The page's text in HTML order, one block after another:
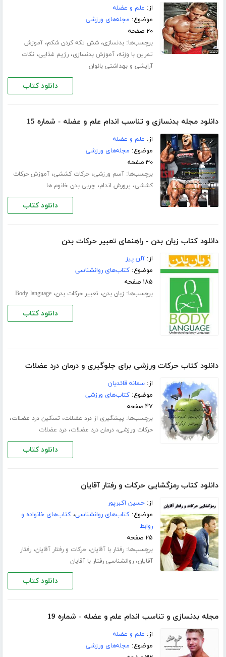
از: علم و عضله
موضوع: مجله‌های ورزشی
۲۰ صفحه
برچسب‌ها:بدنسازی،شش تکه کردن شکم،آموزش
تمرین با وزنه،آموزش بدنسازی،رژیم غذایی،نکات
آرایشی و بهداشتی بانوان
دانلود کتاب
دانلود مجله بدنسازی و تناسب اندام علم و عضله - شماره 15
از: علم و عضله
موضوع: مجله‌های ورزشی
۳۰ صفحه
برچسب‌ها:آسم ورزشی،حرکات کششی،آموزش حرکات
کششی، پرورش اندام، چربی بدن خانوم ها
دانلود کتاب
دانلود کتاب زبان بدن - راهنمای تعبیر حرکات بدن
از:آلن پیز
موضوع:کتاب‌های روانشناسی
۱۸۵ صفحه
برچسب‌ها: زبان بدن، تعبیر حرکات بدن،Body language
دانلود کتاب
دانلود کتاب حرکات ورزشی برای جلوگیری و درمان درد عضلات
از:سمانه قائدیان
موضوع:کتاب‌های ورزشی
۴۷ صفحه
برچسب‌ها: پیشگیری از درد عضلات، تسکین درد عضلات،
حرکات ورزشی،درمان درد عضلات،درد عضلات
دانلود کتاب
دانلود کتاب رمزگشایی حرکات و رفتار آقایان
از:حسین اکبرپور
موضوع:کتاب‌های روانشناسی،کتاب‌های خانواده و
روابط
۲۵ صفحه
برچسب‌ها:رفتار با آقایان،حرکات و رفتار آقایان،رفتار
آقایان،روانشناسی رفتار با آقایان
دانلود کتاب
مجله بدنسازی و تناسب اندام علم و عضله - شماره 19
از: علم و عضله
موضوع: مجله‌های ورزشی